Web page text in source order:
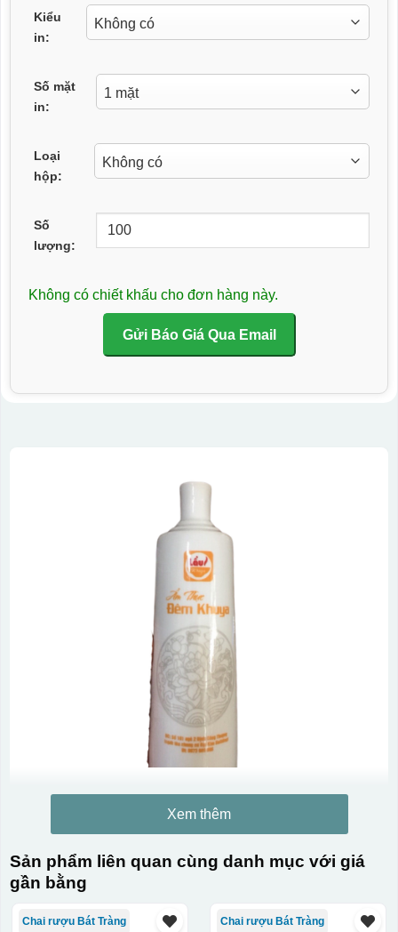
Kiểu
in:
Số mặt
in:
Loại
hộp:
Số
lượng:
Không có chiết khấu cho đơn hàng này.
Gửi Báo Giá Qua Email
Xem thêm
Sản phẩm liên quan cùng danh mục với giá
gần bằng
Chai rượu Bát Tràng Chai rượu Bát Tràng